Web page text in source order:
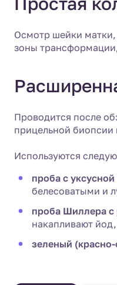
Осмотр шейки матки,
зоны
Проводится после
прицельной
Используются
проба с
белесоватыми и
проба Шиллера
накапливают
зеленый